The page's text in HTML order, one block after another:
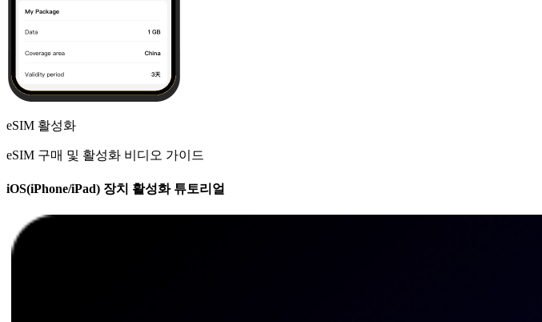
eSIM 활성화
eSIM 구매 및 활성화 비디오 가이드
iOS(iPhone/iPad) 장치 활성화 튜토리얼